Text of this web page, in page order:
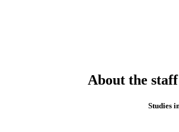
About the staff